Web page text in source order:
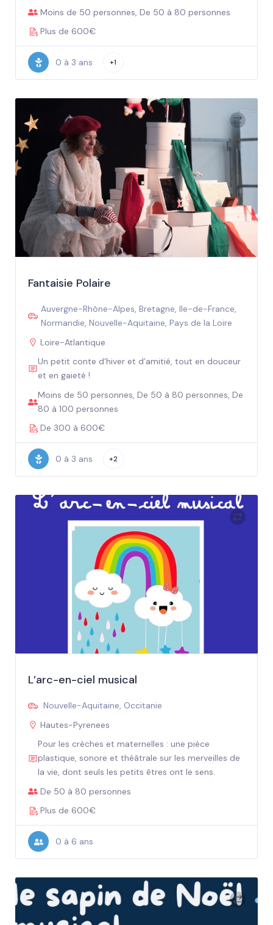
Moins de 50 personnes, De 50 à 80 personnes
Plus de 600€
0 à 3 ans +1
Fantaisie Polaire
Auvergne-Rhône-Alpes, Bretagne, Ile-de-France,
Normandie, Nouvelle-Aquitaine, Pays de la Loire
Loire-Atlantique
Un petit conte d’hiver et d’amitié, tout en douceur
et en gaieté !
Moins de 50 personnes, De 50 à 80 personnes, De
80 à 100 personnes
De 300 à 600€
0 à 3 ans +2
L’arc-en-ciel musical
Nouvelle-Aquitaine, Occitanie
Hautes-Pyrenees
Pour les crèches et maternelles : une pièce
plastique, sonore et théâtrale sur les merveilles de
la vie, dont seuls les petits êtres ont le sens.
De 50 à 80 personnes
Plus de 600€
0 à 6 ans